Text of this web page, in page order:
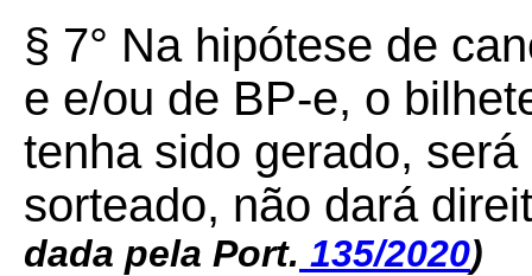
§ 7° Na hipótese de
e e/ou de BP-e, o
tenha sido gerado,
sorteado, não dará
dada pela Port. 135/2020)